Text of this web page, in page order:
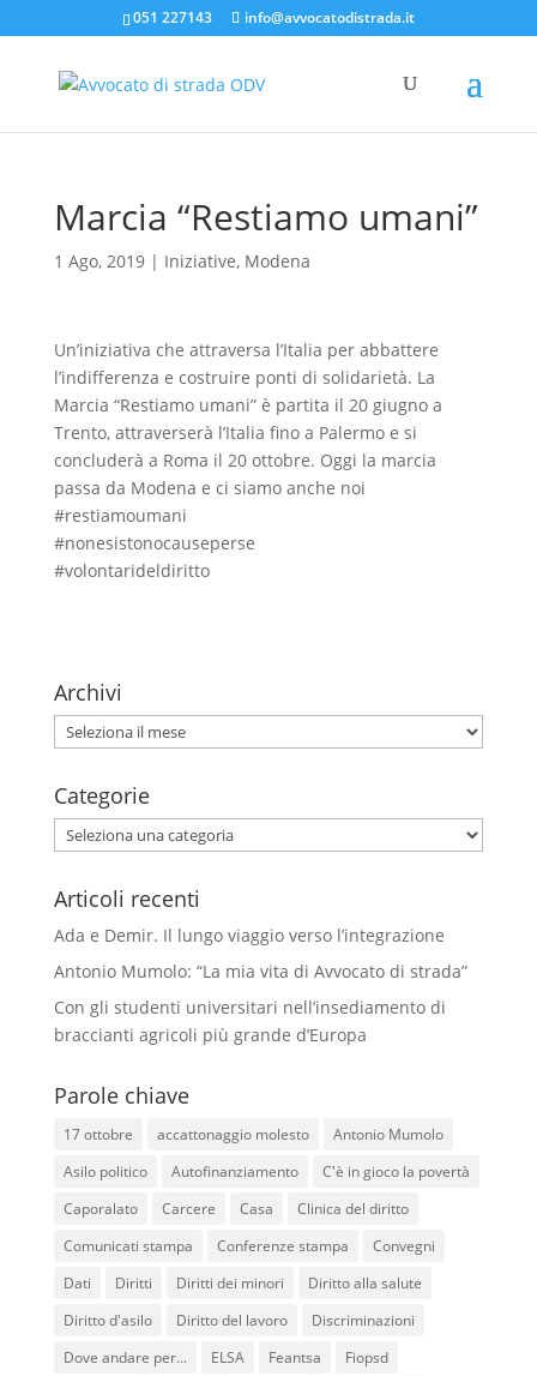
051 227143 info@avvocatodistrada.it
Marcia “Restiamo umani”
1 Ago, 2019| Iniziative, Modena
Un’iniziativa che attraversa l’Italia per abbattere
l’indifferenza e costruire ponti di solidarietà. La
Marcia “Restiamo umani” è partita il 20 giugno a
Trento, attraverserà l’Italia fino a Palermo e si
concluderà a Roma il 20 ottobre. Oggi la marcia
passa da Modena e ci siamo anche noi
#restiamoumani
#nonesistonocauseperse
#volontarideldiritto
Archivi
Archivi
Categorie
Categorie
Articoli recenti
Ada e Demir. Il lungo viaggio verso l’integrazione
Antonio Mumolo: “La mia vita di Avvocato di strada”
Con gli studenti universitari nell’insediamento di
braccianti agricoli più grande d’Europa
Parole chiave
17 ottobre accattonaggio molesto
Antonio Mumolo
Asilo politico
Autofinanziamento
C'è in gioco la povertà
Caporalato
Carcere Casa
Clinica del diritto
Comunicati stampa
Conferenze stampa
Convegni
Dati
Diritti Diritti dei minori
Diritto alla salute
Diritto d'asilo
Diritto del lavoro
Discriminazioni
Dove andare per...
ELSA Feantsa
Fiopsd